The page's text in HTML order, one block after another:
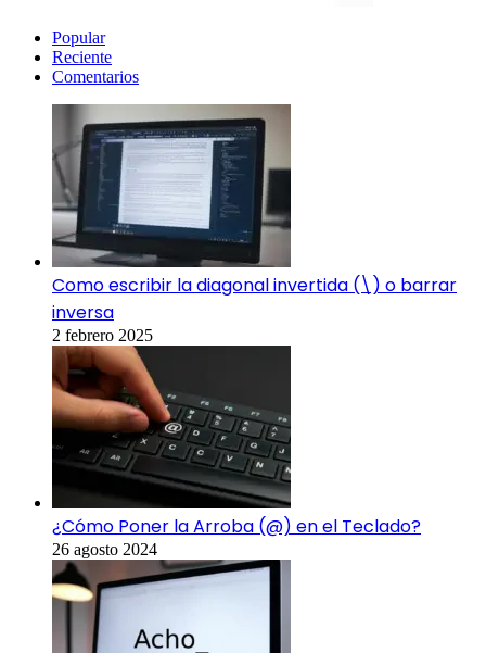
Popular
Reciente
Comentarios
Como escribir la diagonal invertida (\) o barrar
inversa
2 febrero 2025
¿Cómo Poner la Arroba (@) en el Teclado?
26 agosto 2024